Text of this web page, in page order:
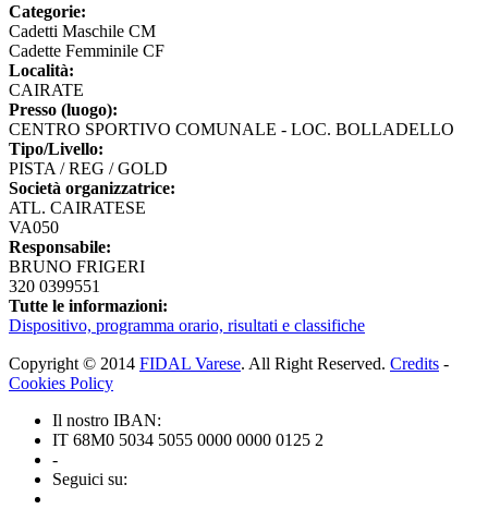
Categorie:
Cadetti Maschile CM
Cadette Femminile CF
Località:
CAIRATE
Presso (luogo):
CENTRO SPORTIVO COMUNALE - LOC. BOLLADELLO
Tipo/Livello:
PISTA / REG / GOLD
Società organizzatrice:
ATL. CAIRATESE
VA050
Responsabile:
BRUNO FRIGERI
320 0399551
Tutte le informazioni:
Dispositivo, programma orario, risultati e classifiche
Copyright © 2014 FIDAL Varese. All Right Reserved. Credits -
Cookies Policy
Il nostro IBAN:
IT 68M0 5034 5055 0000 0000 0125 2
-
Seguici su: